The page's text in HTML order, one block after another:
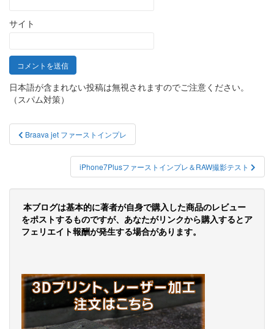
サイト
日本語が含まれない投稿は無視されますのでご注意ください。
（スパム対策）
投
稿
ビ
ゲ
ー
ョ
ン
Braava jet ファーストインプレ
iPhone7Plusファーストインプレ＆RAW撮影テスト
本ブログは基本的に著者が自身で購入した商品のレビュー
をポストするものですが、あなたがリンクから購入するとア
フェリエイト報酬が発生する場合があります。